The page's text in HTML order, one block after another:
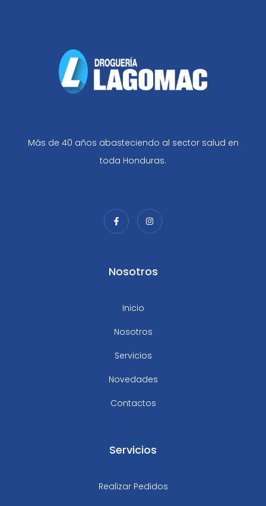
Más de 40 años abasteciendo al sector salud en
toda Honduras.
Nosotros
Inicio
Nosotros
Servicios
Novedades
Contactos
Servicios
Realizar Pedidos